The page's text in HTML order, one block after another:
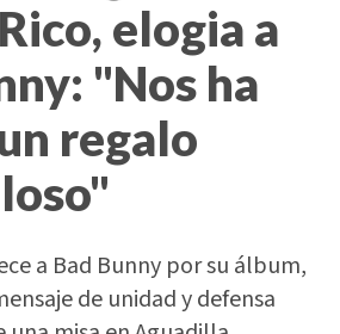
elogia a
"Nos ha
regalo
a Bad Bunny por su álbum,
de unidad y defensa